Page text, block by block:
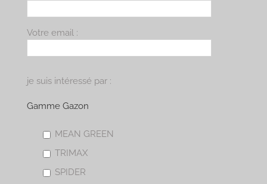
Votre email :
je suis intéressé par :
Gamme Gazon
MEAN GREEN
TRIMAX
SPIDER